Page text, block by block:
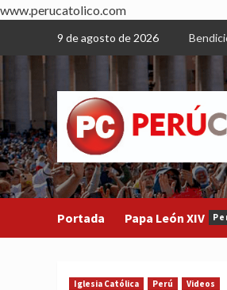
www.perucatolico.com
content
9 de agosto de 2026
Portada Papa León XIV
Iglesia Católica Perú Videos